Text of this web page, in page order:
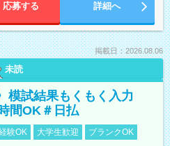
応募する 詳細へ
掲載日：2026.08.06
未読
模試結果もくもく入力
間OK＃日払
験OK 大学生歓迎
ブランクOK